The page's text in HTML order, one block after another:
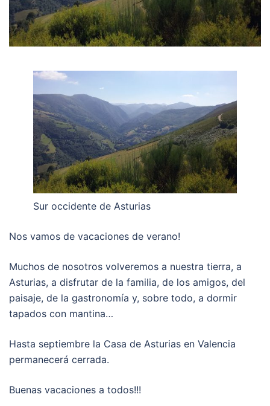
Sur occidente de Asturias
Nos vamos de vacaciones de verano!
Muchos de nosotros volveremos a nuestra tierra, a
Asturias, a disfrutar de la familia, de los amigos, del
paisaje, de la gastronomía y, sobre todo, a dormir
tapados con mantina…
Hasta septiembre la Casa de Asturias en Valencia
permanecerá cerrada.
Buenas vacaciones a todos!!!